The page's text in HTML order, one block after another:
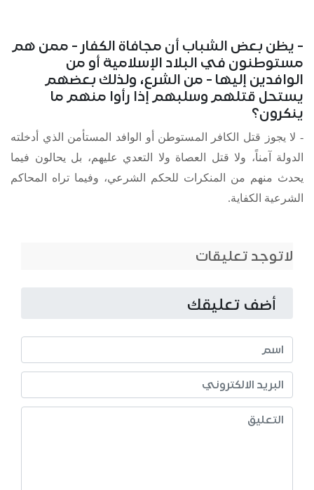
- يظن بعض الشباب أن مجافاة الكفار - ممن هم
مستوطنون في البلاد الإسلامية أو من
الوافدين إليها - من الشرع، ولذلك بعضهم
يستحل قتلهم وسلبهم إذا رأوا منهم ما
ينكرون؟
- لا يجوز قتل الكافر المستوطن أو الوافد المستأمن الذي أدخلته
الدولة آمناً، ولا قتل العصاة ولا التعدي عليهم، بل يحالون فيما
يحدث منهم من المنكرات للحكم الشرعي، وفيما تراه المحاكم
الشرعية الكفاية.
لاتوجد تعليقات
أضف تعليقك